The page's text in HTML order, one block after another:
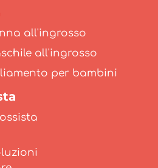
all'ingrosso
all'ingrosso
per bambini